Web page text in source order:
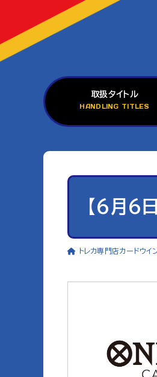
取扱タイトル
HANDLING TITLES
【6月6
トレカ専門店カードウイ